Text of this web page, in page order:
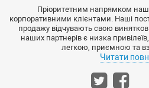
Пріоритетним напрямком
корпоративними клієнтами. Наші
продажу відчувають свою
наших партнерів є низка
легкою, приємною та
Читати